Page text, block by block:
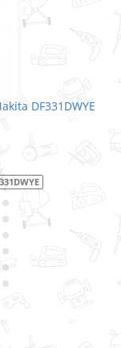
Аккумуляторный
В